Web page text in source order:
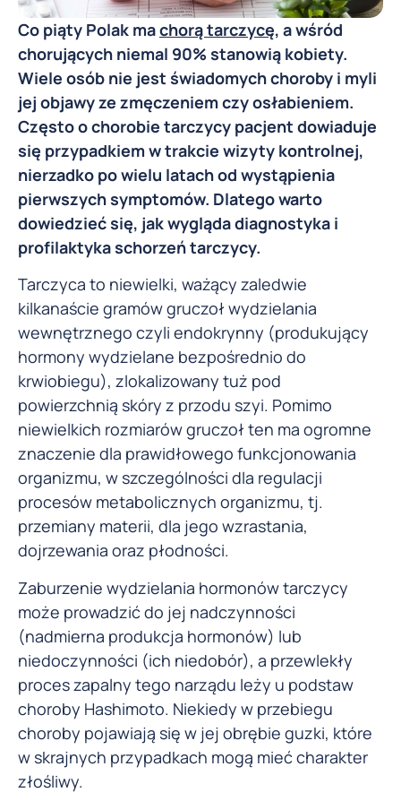
Co piąty Polak machorą tarczycę, a wśród
chorujących niemal 90% stanowią kobiety.
Wiele osób nie jest świadomych choroby i myli
jej objawy ze zmęczeniem czy osłabieniem.
Często o chorobie tarczycy pacjent dowiaduje
się przypadkiem w trakcie wizyty kontrolnej,
nierzadko po wielu latach od wystąpienia
pierwszych symptomów. Dlatego warto
dowiedzieć się, jak wygląda diagnostyka i
profilaktyka schorzeń tarczycy.
Tarczyca to niewielki, ważący zaledwie
kilkanaście gramów gruczoł wydzielania
wewnętrznego czyli endokrynny (produkujący
hormony wydzielane bezpośrednio do
krwiobiegu), zlokalizowany tuż pod
powierzchnią skóry z przodu szyi. Pomimo
niewielkich rozmiarów gruczoł ten ma ogromne
znaczenie dla prawidłowego funkcjonowania
organizmu, w szczególności dla regulacji
procesów metabolicznych organizmu, tj.
przemiany materii, dla jego wzrastania,
dojrzewania oraz płodności.
Zaburzenie wydzielania hormonów tarczycy
może prowadzić do jej nadczynności
(nadmierna produkcja hormonów) lub
niedoczynności (ich niedobór), a przewlekły
proces zapalny tego narządu leży u podstaw
choroby Hashimoto. Niekiedy w przebiegu
choroby pojawiają się w jej obrębie guzki, które
w skrajnych przypadkach mogą mieć charakter
złośliwy.